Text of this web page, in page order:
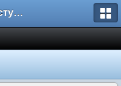
Форум для студента СГА